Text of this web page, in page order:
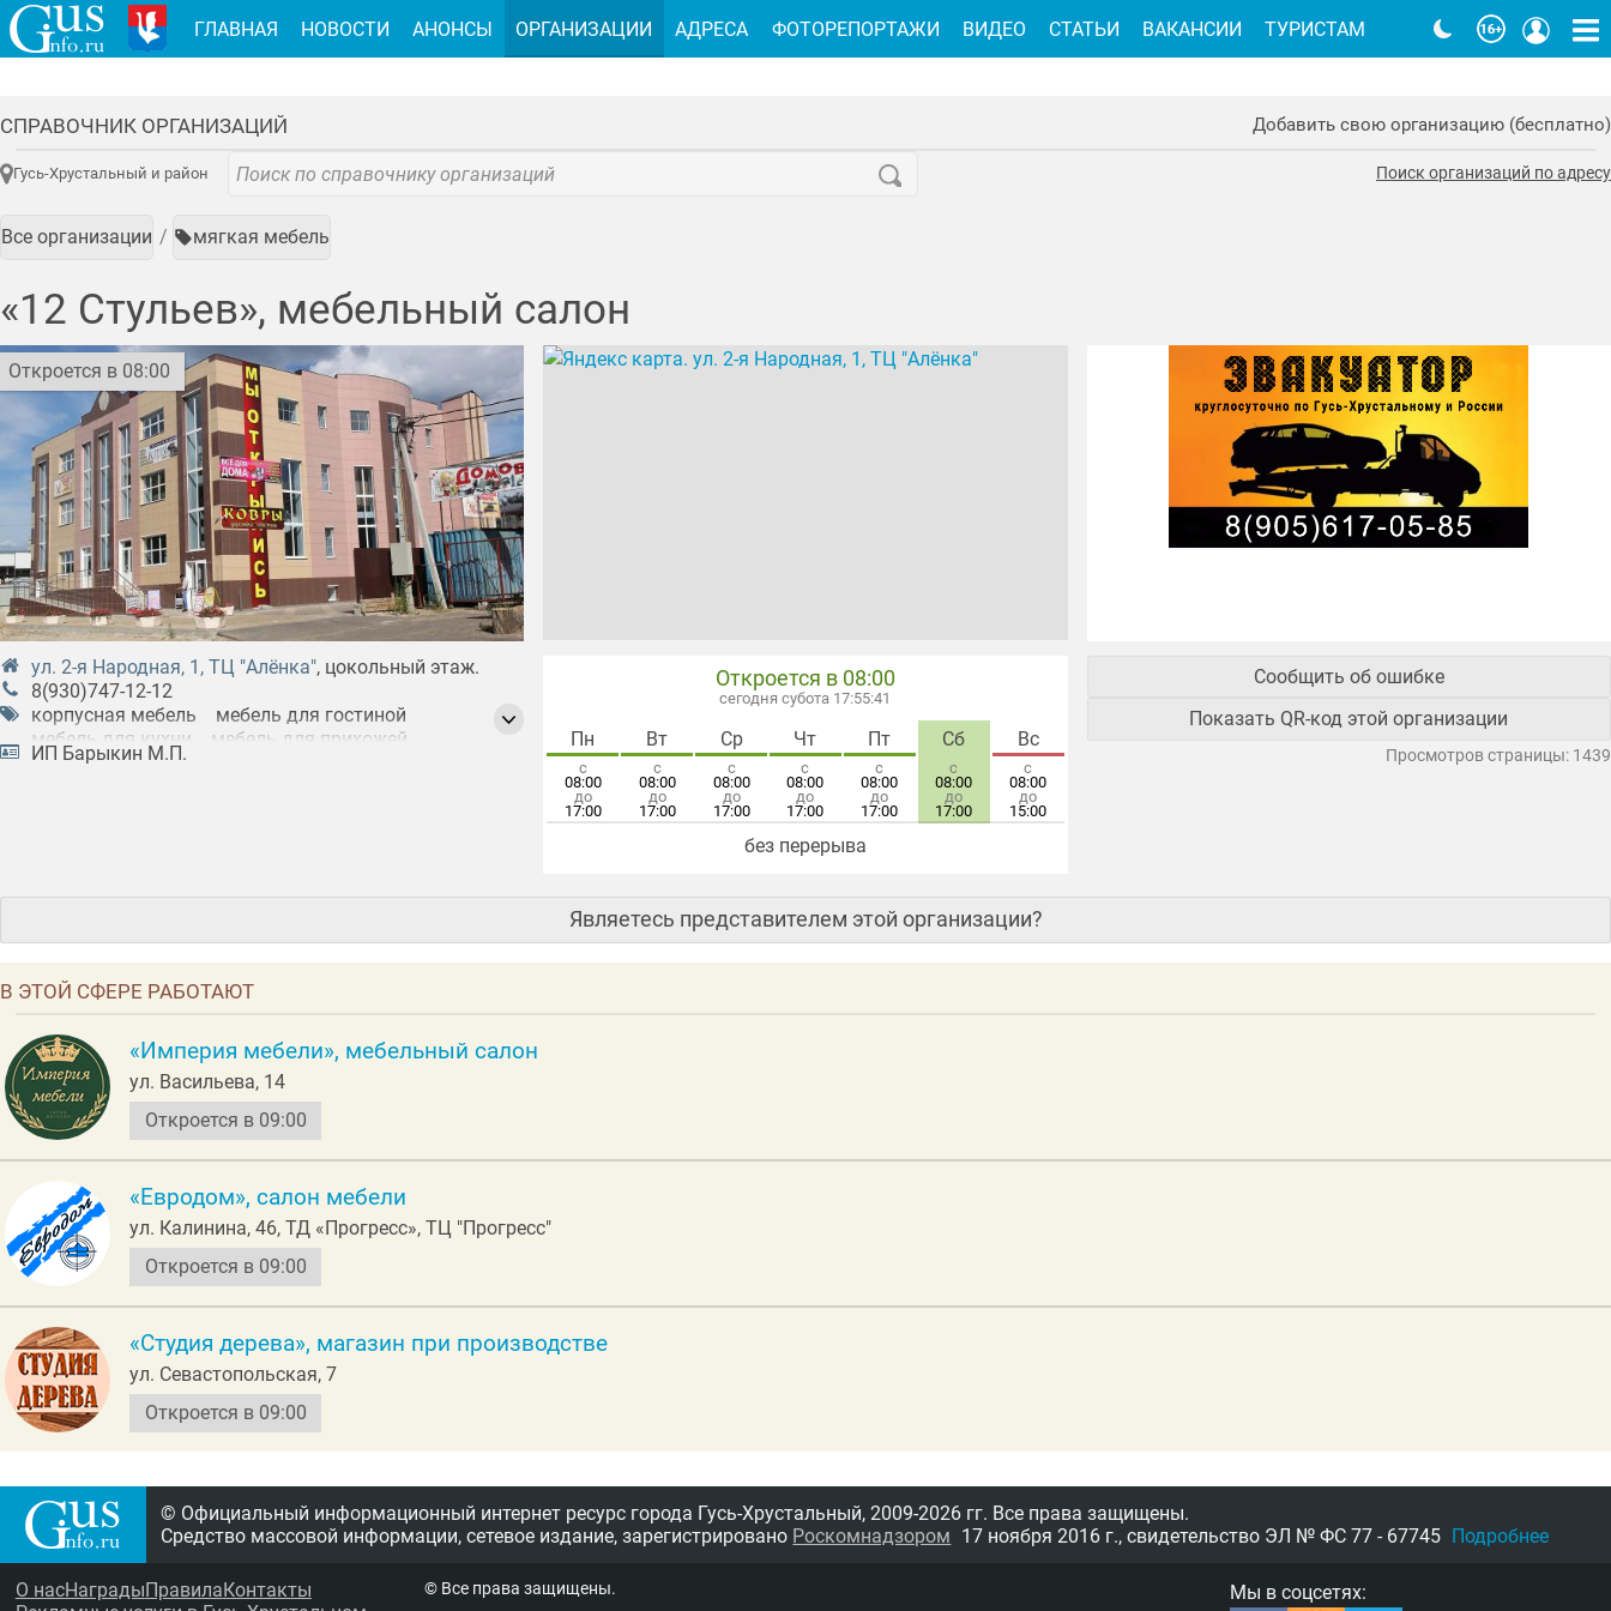
СПРАВОЧНИК ОРГАНИЗАЦИЙ Добавить свою организацию (бесплатно)
Гусь-Хрустальный и район Поиск организаций по адресу
Все организации мягкая мебель
«12 Стульев», мебельный салон
Откроется в 08:00
ул. 2-я Народная, 1, ТЦ "Алёнка", цокольный этаж.
8(930)747-12-12
корпусная мебель
мебель для гостиной
мебель для кухни
мебель для прихожей
мебель для спальни
ИП Барыкин М.П.
Откроется в 08:00
сегодня субота 17:55:42
Пн
с
08:00
до
17:00
Вт
с
08:00
до
17:00
Ср
с
08:00
до
17:00
Чт
с
08:00
до
17:00
Пт
с
08:00
до
17:00
Сб
с
08:00
до
17:00
Вс
с
08:00
до
15:00
без перерыва
Сообщить об ошибке
Показать QR-код этой организации
Просмотров страницы: 1439
Являетесь представителем этой организации?
В ЭТОЙ СФЕРЕ РАБОТАЮТ
«Империя мебели», мебельный салон
ул. Васильева, 14
Откроется в 09:00
«Евродом», салон мебели
ул. Калинина, 46, ТД «Прогресс», ТЦ "Прогресс"
Откроется в 09:00
«Студия дерева», магазин при производстве
ул. Севастопольская, 7
Откроется в 09:00
ГЛАВНАЯ НОВОСТИ АНОНСЫ ОРГАНИЗАЦИИ АДРЕСА ФОТОРЕПОРТАЖИ ВИДЕО СТАТЬИ ВАКАНСИИ ТУРИСТАМ
© Официальный информационный интернет ресурс города Гусь-Хрустальный, 2009-2026 гг. Все права защищены.
Средство массовой информации, сетевое издание, зарегистрировано Роскомнадзором 17 ноября 2016 г., свидетельство ЭЛ № ФС 77 - 67745 Подробнее
Мы в соцсетях:
О насНаградыПравилаКонтакты
© Все права защищены.